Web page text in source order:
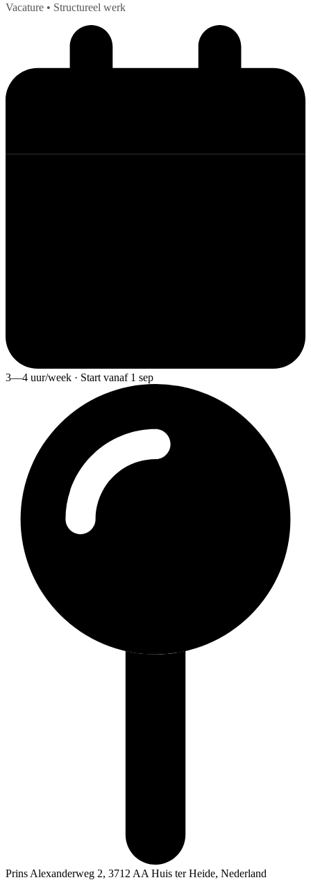
Vacature • Structureel werk
3—4 uur/week · Start vanaf 1 sep
Prins Alexanderweg 2, 3712 AA Huis ter Heide, Nederland